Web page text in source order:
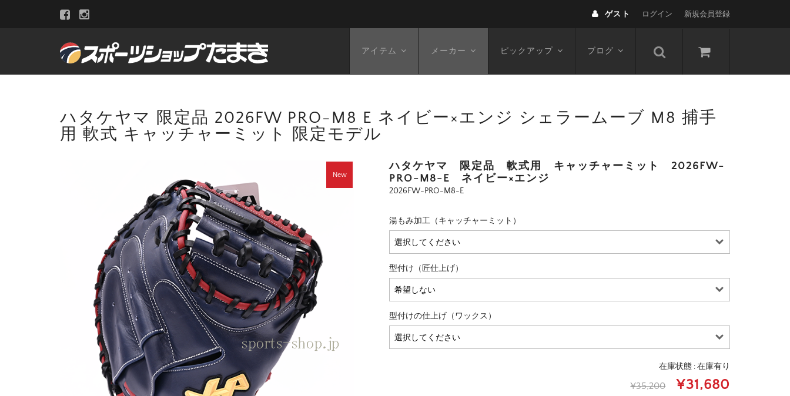
ゲスト ログイン 新規会員登録
アイテム メーカー ピックアップ ブログ
ハタケヤマ 限定品 2026FW PRO-M8 E ネイビー×エンジ シェラームーブ M8 捕手
用 軟式 キャッチャーミット 限定モデル
New
ハタケヤマ 限定品 軟式用 キャッチャーミット 2026FW-
PRO-M8-E ネイビー×エンジ
2026FW-PRO-M8-E
湯もみ加工（キャッチャーミット）
型付け（匠仕上げ）
型付けの仕上げ（ワックス）
在庫状態 : 在庫有り
¥35,200 ¥31,680